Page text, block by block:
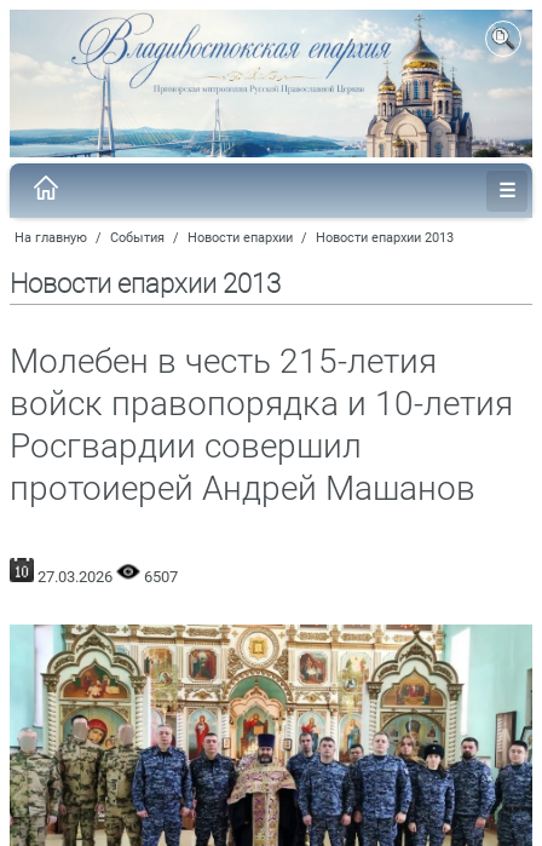
На главную / События / Новости епархии / Новости епархии 2013
Новости епархии 2013
Молебен в честь 215-летия
войск правопорядка и 10-летия
Росгвардии совершил
протоиерей Андрей Машанов
27.03.2026 6507